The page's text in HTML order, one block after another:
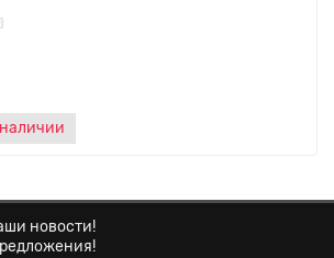
новости!